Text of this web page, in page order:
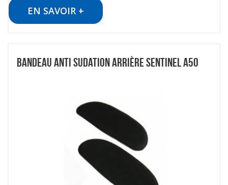
EN SAVOIR +
BANDEAU ANTI SUDATION ARRIÈRE SENTINEL A50